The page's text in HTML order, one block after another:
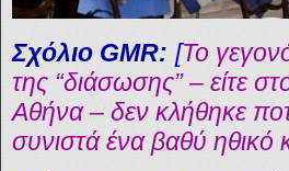
Σχόλιο GMR: [Το
της “διάσωσης” – είτε
Αθήνα – δεν κλήθηκε
συνιστά ένα βαθύ ηθικό